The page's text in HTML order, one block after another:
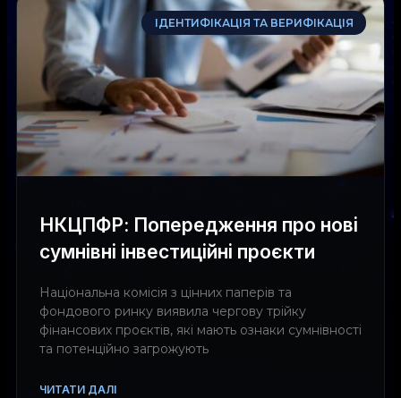
ІДЕНТИФІКАЦІЯ ТА ВЕРИФІКАЦІЯ
НКЦПФР: Попередження про нові
сумнівні інвестиційні проєкти
Національна комісія з цінних паперів та
фондового ринку виявила чергову трійку
фінансових проєктів, які мають ознаки сумнівності
та потенційно загрожують
ЧИТАТИ ДАЛІ